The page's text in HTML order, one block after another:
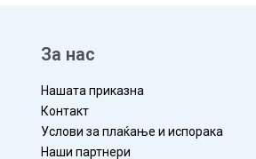
За нас
Нашата приказна
Контакт
Услови за плаќање и испорака
Наши партнери